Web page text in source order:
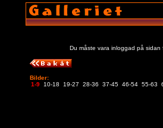
Du måste vara inloggad på
Bilder:
1-9
10-18 19-27 28-36 37-45 46-54 55-63